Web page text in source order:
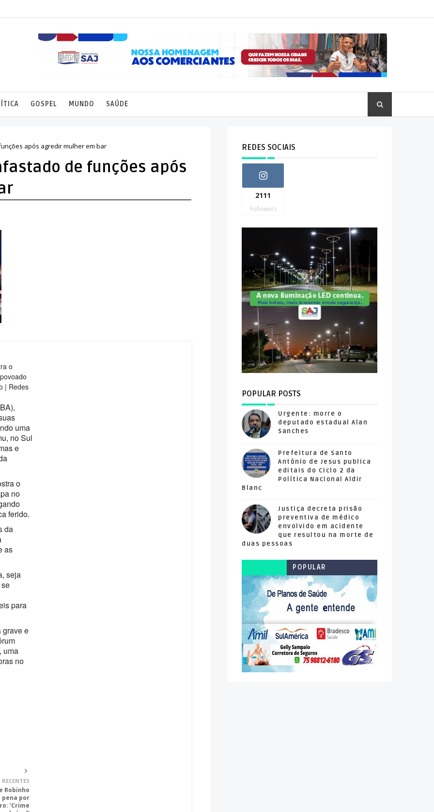
GOSPEL MUNDO SAÚDE
após agredir mulher em bar
de funções após
o
| Redes
uma
no Sul
e
o
no
ferido.
da
as
seja
para
grave e
uma
no
Robinho
pena por
‘Crime
REDES SOCIAIS
2111
Followers
POPULAR POSTS
Urgente: morre o
deputado estadual Alan
Sanches
Prefeitura de Santo
Antônio de Jesus publica
editais do Ciclo 2 da
Política Nacional Aldir
Blanc
Justiça decreta prisão
preventiva de médico
envolvido em acidente
que resultou na morte de
duas pessoas
POPULAR